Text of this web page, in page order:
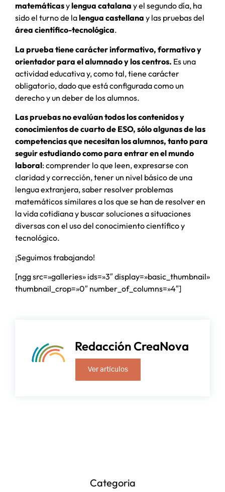
matemáticasylengua catalana y el segundo día, ha
sido el turno de lalengua castellana y las pruebas del
área científico-tecnológica.
La prueba tiene carácter informativo, formativo y
orientador para el alumnado y los centros. Es una
actividad educativa y, como tal, tiene carácter
obligatorio, dado que está configurada como un
derecho y un deber de los alumnos.
Las pruebas no evalúan todos los contenidos y
conocimientos de cuarto de ESO, sólo algunas de las
competencias que necesitan los alumnos, tanto para
seguir estudiando como para entrar en el mundo
laboral: comprender lo que leen, expresarse con
claridad y corrección, tener un nivel básico de una
lengua extranjera, saber resolver problemas
matemáticos similares a los que se han de resolver en
la vida cotidiana y buscar soluciones a situaciones
diversas con el uso del conocimiento científico y
tecnológico.
¡Seguimos trabajando!
[ngg src=»galleries» ids=»3″ display=»basic_thumbnail»
thumbnail_crop=»0″ number_of_columns=»4″]
Redacción CreaNova
Ver artículos
Categoria